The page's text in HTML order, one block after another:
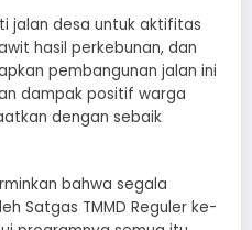
jalan desa untuk aktifitas
hasil perkebunan, dan
pembangunan jalan ini
dampak positif warga
dengan sebaik
bahwa segala
Satgas TMMD Reguler ke-